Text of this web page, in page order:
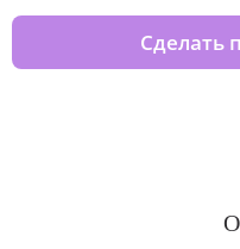
Сделать